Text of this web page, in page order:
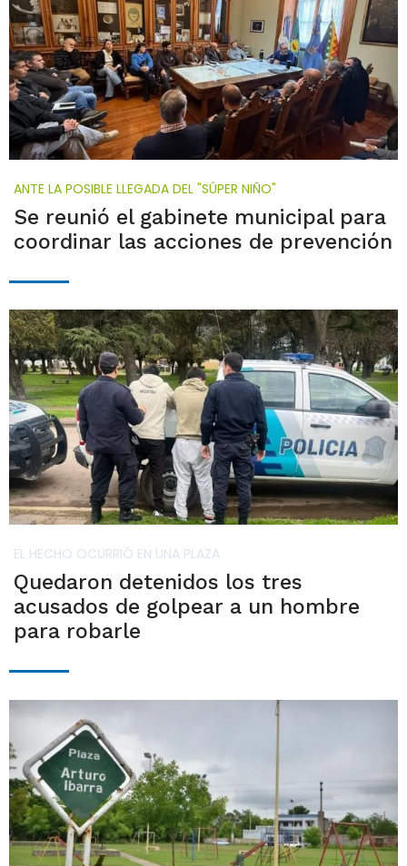
ANTE LA POSIBLE LLEGADA DEL "SÚPER NIÑO"
Se reunió el gabinete municipal para
coordinar las acciones de prevención
EL HECHO OCURRIÓ EN UNA PLAZA
Quedaron detenidos los tres
acusados de golpear a un hombre
para robarle